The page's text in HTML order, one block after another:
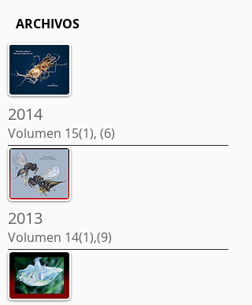
Bernaljuliobernal@tamu.edu
ARCHIVOS
2014
Volumen 15(1), (6)
2013
Volumen 14(1),(9)